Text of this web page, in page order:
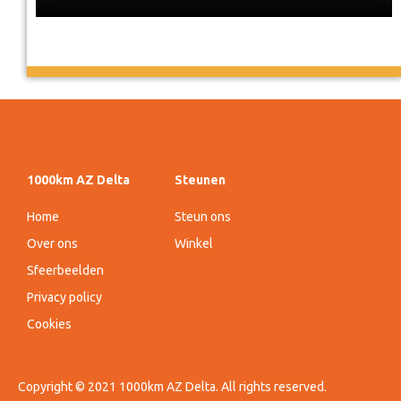
1000km AZ Delta
Home
Over ons
Sfeerbeelden
Privacy policy
Cookies
Steunen
Steun ons
Winkel
Copyright © 2021 1000km AZ Delta. All rights reserved.